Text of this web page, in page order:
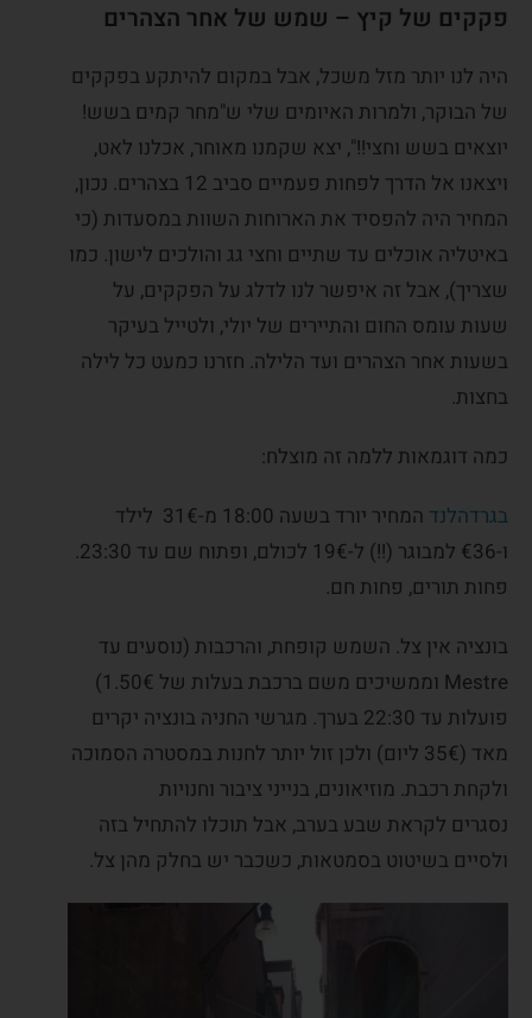
פקקים של קיץ – שמש של אחר הצהרים
היה לנו יותר מזל משכל, אבל במקום להיתקע בפקקים
של הבוקר, ולמרות האיומים שלי ש"מחר קמים בשש!
יוצאים בשש וחצי!!", יצא שקמנו מאוחר, אכלנו לאט,
ויצאנו אל הדרך לפחות פעמיים סביב 12 בצהרים. נכון,
המחיר היה להפסיד את הארוחות השוות במסעדות (כי
באיטליה אוכלים עד שתיים וחצי גג והולכים לישון. כמו
שצריך), אבל זה איפשר לנו לדלג על הפקקים, על
שעות עומס החום והתיירים של יולי, ולטייל בעיקר
בשעות אחר הצהרים ועד הלילה. חזרנו כמעט כל לילה
בחצות.
כמה דוגמאות ללמה זה מוצלח:
בגרדהלנד
המחיר יורד בשעה 18:00 מ-31€ לילד
ו-€36 למבוגר (!!) ל-19€ לכולם, ופתוח שם עד 23:30.
פחות תורים, פחות חם.
בונציה אין צל. השמש קופחת, והרכבות (נוסעים עד
Mestre וממשיכים משם ברכבת בעלות של 1.50€)
פועלות עד 22:30 בערך. מגרשי החניה בונציה יקרים
מאד (35€ ליום) ולכן זול יותר לחנות במסטרה הסמוכה
ולקחת רכבת. מוזיאונים, בנייני ציבור וחנויות
נסגרים לקראת שבע בערב, אבל תוכלו להתחיל בזה
ולסיים בשיטוט בסמטאות, כשכבר יש בחלק מהן צל.